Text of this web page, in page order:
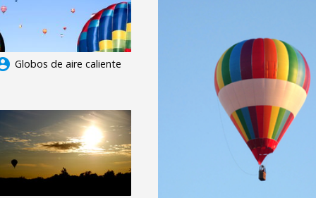
Globos de aire caliente